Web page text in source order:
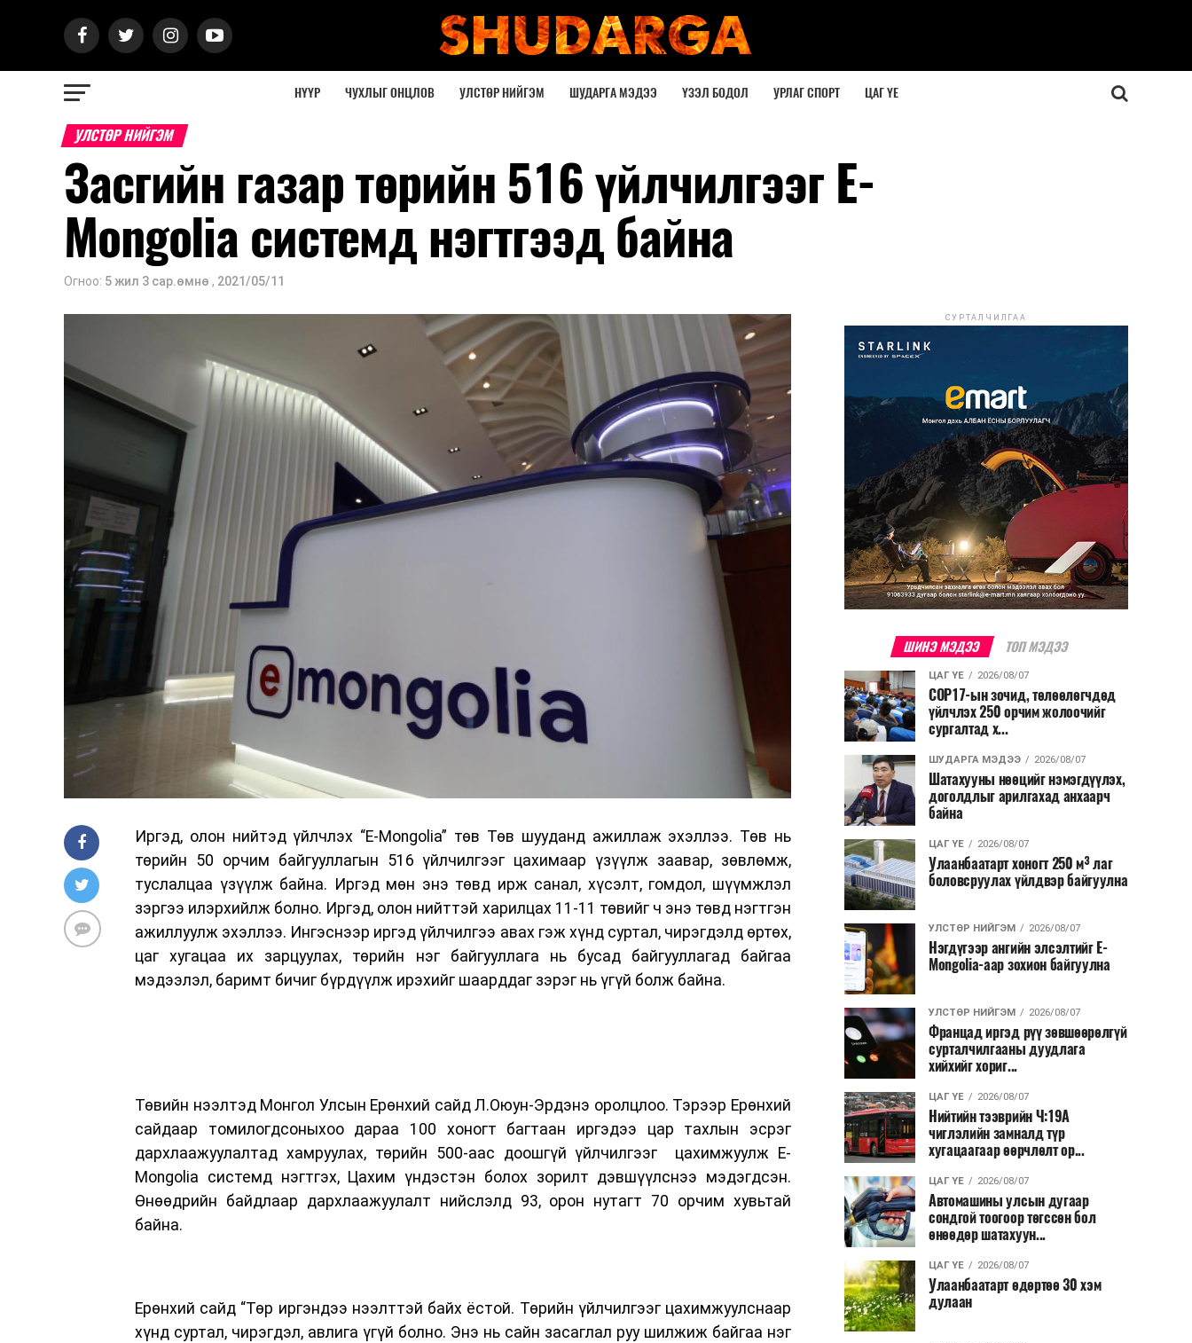
НҮҮР ЧУХЛЫГ ОНЦЛОВ УЛСТӨР НИЙГЭМ ШУДАРГА МЭДЭЭ ҮЗЭЛ БОДОЛ УРЛАГ СПОРТ ЦАГ ҮЕ
УЛСТӨР НИЙГЭМ
Засгийн газар төрийн 516 үйлчилгээг E-
Mongolia системд нэгтгээд байна
Огноо: 5 жил 3 сар.өмнө , 2021/05/11
Иргэд, олон нийтэд үйлчлэх “E-Mongolia” төв Төв шууданд ажиллаж эхэллээ. Төв нь
төрийн 50 орчим байгууллагын 516 үйлчилгээг цахимаар үзүүлж заавар, зөвлөмж,
туслалцаа үзүүлж байна. Иргэд мөн энэ төвд ирж санал, хүсэлт, гомдол, шүүмжлэл
зэргээ илэрхийлж болно. Иргэд, олон нийттэй харилцах 11-11 төвийг ч энэ төвд нэгтгэн
ажиллуулж эхэллээ. Ингэснээр иргэд үйлчилгээ авах гэж хүнд суртал, чирэгдэлд өртөх,
цаг хугацаа их зарцуулах, төрийн нэг байгууллага нь бусад байгууллагад байгаа
мэдээлэл, баримт бичиг бүрдүүлж ирэхийг шаарддаг зэрэг нь үгүй болж байна.
Төвийн нээлтэд Монгол Улсын Ерөнхий сайд Л.Оюун-Эрдэнэ оролцлоо. Тэрээр Ерөнхий
сайдаар томилогдсоныхоо дараа 100 хоногт багтаан иргэдээ цар тахлын эсрэг
дархлаажуулалтад хамруулах, төрийн 500-аас доошгүй үйлчилгээг цахимжуулж E-
Mongolia системд нэгтгэх, Цахим үндэстэн болох зорилт дэвшүүлснээ мэдэгдсэн.
Өнөөдрийн байдлаар дархлаажуулалт нийслэлд 93, орон нутагт 70 орчим хувьтай
байна.
Ерөнхий сайд “Төр иргэндээ нээлттэй байх ёстой. Төрийн үйлчилгээг цахимжуулснаар
хүнд суртал, чирэгдэл, авлига үгүй болно. Энэ нь сайн засаглал руу шилжиж байгаа нэг
СУРТАЛЧИЛГАА
ШИНЭ МЭДЭЭ ТОП МЭДЭЭ
ЦАГ ҮЕ 2026/08/07
COP17-ын зочид, төлөөлөгчдөд
үйлчлэх 250 орчим жолоочийг
сургалтад х...
ШУДАРГА МЭДЭЭ 2026/08/07
Шатахууны нөөцийг нэмэгдүүлэх,
доголдлыг арилгахад анхаарч
байна
ЦАГ ҮЕ 2026/08/07
Улаанбаатарт хоногт 250 м³ лаг
боловсруулах үйлдвэр байгуулна
УЛСТӨР НИЙГЭМ 2026/08/07
Нэгдүгээр ангийн элсэлтийг E-
Mongolia-аар зохион байгуулна
УЛСТӨР НИЙГЭМ 2026/08/07
Францад иргэд рүү зөвшөөрөлгүй
сурталчилгааны дуудлага
хийхийг хориг...
ЦАГ ҮЕ 2026/08/07
Нийтийн тээврийн Ч:19А
чиглэлийн замналд түр
хугацаагаар өөрчлөлт ор...
ЦАГ ҮЕ 2026/08/07
Автомашины улсын дугаар
сондгой тоогоор төгссөн бол
өнөөдөр шатахуун...
ЦАГ ҮЕ 2026/08/07
Улаанбаатарт өдөртөө 30 хэм
дулаан